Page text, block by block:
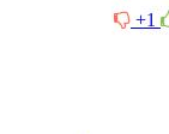
+1
сайта,